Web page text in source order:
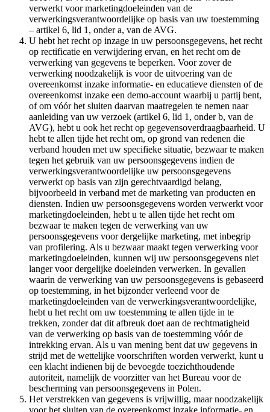
verwerkt voor marketingdoeleinden van de
verwerkingsverantwoordelijke op basis van uw toestemming
– artikel 6, lid 1, onder a, van de AVG.
U hebt het recht op inzage in uw persoonsgegevens, het recht
op rectificatie en verwijdering ervan, en het recht om de
verwerking van gegevens te beperken. Voor zover de
verwerking noodzakelijk is voor de uitvoering van de
overeenkomst inzake informatie- en educatieve diensten of de
overeenkomst inzake een demo-account waarbij u partij bent,
of om vóór het sluiten daarvan maatregelen te nemen naar
aanleiding van uw verzoek (artikel 6, lid 1, onder b, van de
AVG), hebt u ook het recht op gegevensoverdraagbaarheid. U
hebt te allen tijde het recht om, op grond van redenen die
verband houden met uw specifieke situatie, bezwaar te maken
tegen het gebruik van uw persoonsgegevens indien de
verwerkingsverantwoordelijke uw persoonsgegevens
verwerkt op basis van zijn gerechtvaardigd belang,
bijvoorbeeld in verband met de marketing van producten en
diensten. Indien uw persoonsgegevens worden verwerkt voor
marketingdoeleinden, hebt u te allen tijde het recht om
bezwaar te maken tegen de verwerking van uw
persoonsgegevens voor dergelijke marketing, met inbegrip
van profilering. Als u bezwaar maakt tegen verwerking voor
marketingdoeleinden, kunnen wij uw persoonsgegevens niet
langer voor dergelijke doeleinden verwerken. In gevallen
waarin de verwerking van uw persoonsgegevens is gebaseerd
op toestemming, in het bijzonder verleend voor de
marketingdoeleinden van de verwerkingsverantwoordelijke,
hebt u het recht om uw toestemming te allen tijde in te
trekken, zonder dat dit afbreuk doet aan de rechtmatigheid
van de verwerking op basis van de toestemming vóór de
intrekking ervan. Als u van mening bent dat uw gegevens in
strijd met de wettelijke voorschriften worden verwerkt, kunt u
een klacht indienen bij de bevoegde toezichthoudende
autoriteit, namelijk de voorzitter van het Bureau voor de
bescherming van persoonsgegevens in Polen.
Het verstrekken van gegevens is vrijwillig, maar noodzakelijk
voor het sluiten van de overeenkomst inzake informatie- en